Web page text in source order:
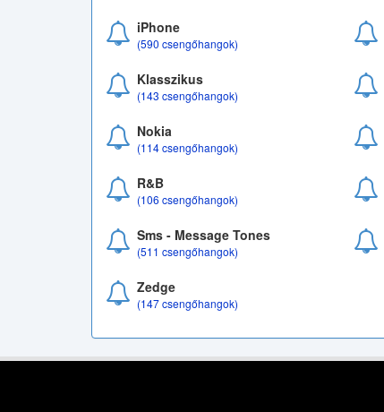
iPhone
(590 csengőhangok)
Klasszikus
(143 csengőhangok)
Nokia
(114 csengőhangok)
R&B
(106 csengőhangok)
Sms - Message Tones
(511 csengőhangok)
Zedge
(147 csengőhangok)